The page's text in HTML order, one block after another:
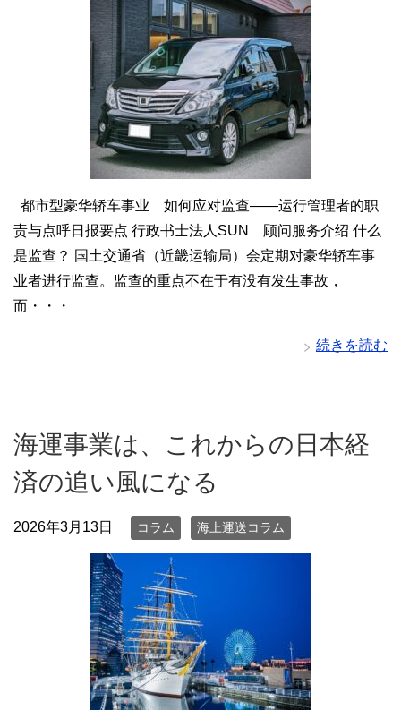
都市型豪华轿车事业 如何应对监查——运行管理者的职
责与点呼日报要点 行政书士法人SUN 顾问服务介绍 什么
是监查？ 国土交通省（近畿运输局）会定期对豪华轿车事
业者进行监查。监查的重点不在于有没有发生事故，
而・・・
続きを読む
海運事業は、これからの日本経
済の追い風になる
2026年3月13日 コラム 海上運送コラム